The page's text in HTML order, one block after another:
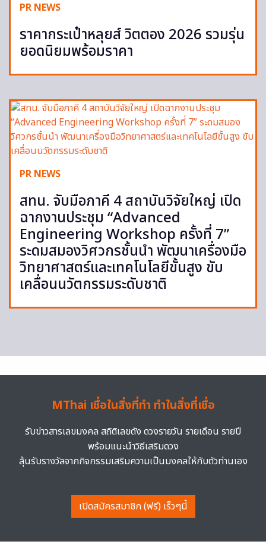
PR NEWS
ราคากระเป๋าหลุยส์ วิตตอง 2026 รวมรุ่น
ยอดนิยมพร้อมราคา
PR NEWS
สทน. จับมือภาคี 4 สถาบันวิจัยใหญ่ เปิด
ฉากงานประชุม “Advanced
Engineering Workshop ครั้งที่ 7”
ระดมสมองวิศวกรชั้นนำ พัฒนาเครื่องมือ
วิทยาศาสตร์และเทคโนโลยีขั้นสูง ขับ
เคลื่อนนวัตกรรมระดับชาติ
MThai เชื่อในสิ่งที่ทำ ทำในสิ่งที่เชื่อ
รับข่าวสารเลขมงคล สถิติเลขดัง ดวงรายวัน รายเดือน รายปี
พร้อมแนะนำวิธีเสริมดวง
ลุ้นรับรางวัลจากกิจกรรมเสริมความเป็นมงคลให้กับตัวท่านเอง
เปิดสมัครสมาชิก (ฟรี) เร็วๆนี้